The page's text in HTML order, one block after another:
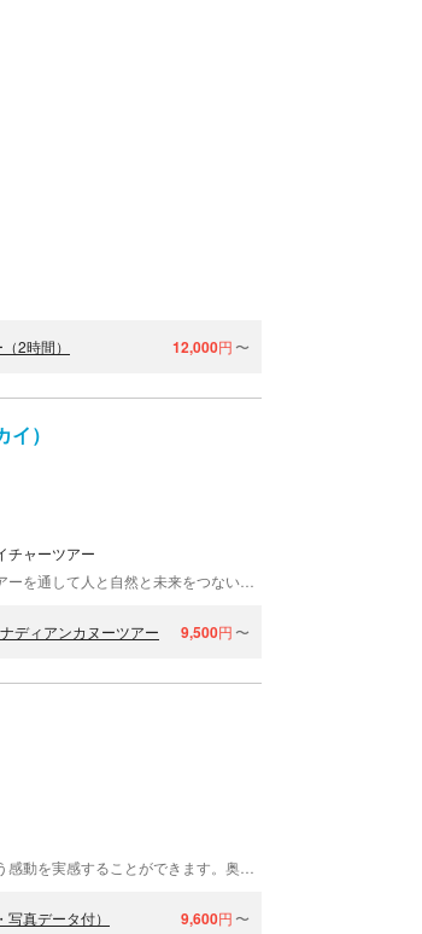
2時間） 12,000円 〜
）
チャーツアー
ディアンカヌーツアー 9,500円 〜
真データ付） 9,600円 〜